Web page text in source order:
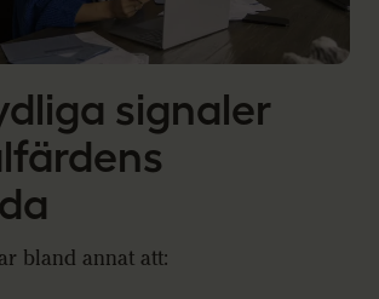
signaler
bland annat att: